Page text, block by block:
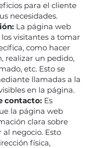
para el cliente
necesidades.
La página web
visitantes a tomar
como hacer
realizar un pedido,
etc. Esto se
llamadas a la
en la página.
contacto: Es
la página web
clara sobre
negocio. Esto
física,